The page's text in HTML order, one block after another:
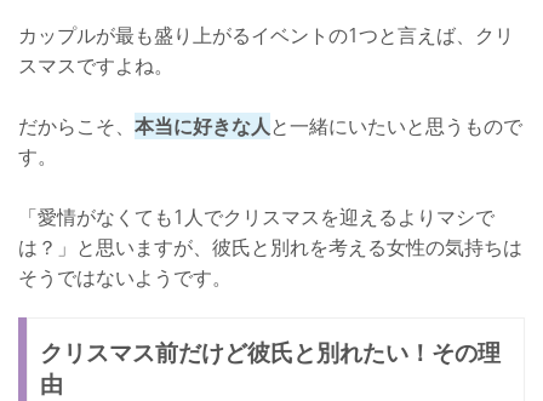
カップルが最も盛り上がるイベントの1つと言えば、クリ
スマスですよね。
だからこそ、 本当に好きな人と一緒にいたいと思うもので
す。
「愛情がなくても1人でクリスマスを迎えるよりマシで
は？」と思いますが、彼氏と別れを考える女性の気持ちは
そうではないようです。
クリスマス前だけど彼氏と別れたい！その理
由